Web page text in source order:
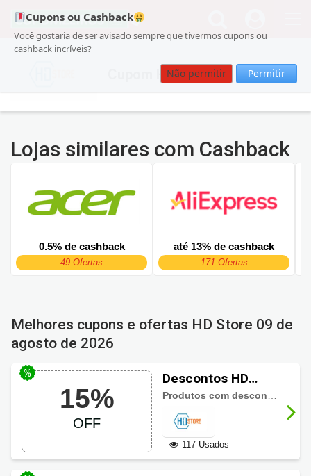
Cupons ou Cashback
Você gostaria de ser avisado sempre que tivermos cupons ou
cashback incríveis?
Não permitir Permitir
Cupom HD Store
Lojas similares com Cashback
0.5% de cashback
49 Ofertas
até 13% de cashback
171 Ofertas
Melhores cupons e ofertas HD Store 09 de
agosto de 2026
15%
OFF
Descontos HD
Store até 15% OFF
117 Usados